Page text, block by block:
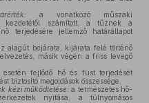
a vonatkozó műszaki
kezdetétől számított, a tűznek a
terjedésére jellemző határállapot
alagút bejárata, kijárata felé történő
másik végén a friss levegő
fejlődő hő és füst terjedését
biztosító megoldások összessége,
kézi működtetése: a természetes hő-
nyitása, a túlnyomásos